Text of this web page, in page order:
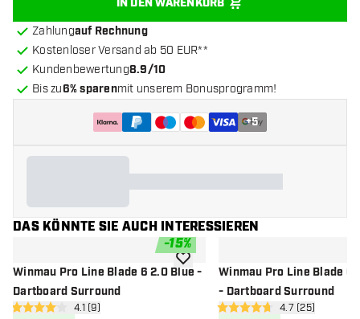
IN DEN WARENKORB
Zahlungauf Rechnung
Kostenloser Versand ab 50 EUR**
Kundenbewertung8.9/10
Bis zu6% sparenmit unserem Bonusprogramm!
+5
DAS KÖNNTE SIE AUCH INTERESSIEREN
-15%
Winmau Pro Line Blade 6 2.0 Blue -
Dartboard Surround
Bewertungsbereich öffnen
4.1 Bewertungssterne
4.1 (9)
Zur Wunschliste hinzufügen
Winmau Pro Line Blade 6
- Dartboard Surround
4.7 Bewertungssterne
4.7 (25)